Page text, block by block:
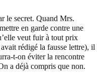
le secret. Quand Mrs.
en garde contre une
veut fuir à tout prix
rédigé la fausse lettre), il
t-on éviter la rencontre
a déjà compris que non.